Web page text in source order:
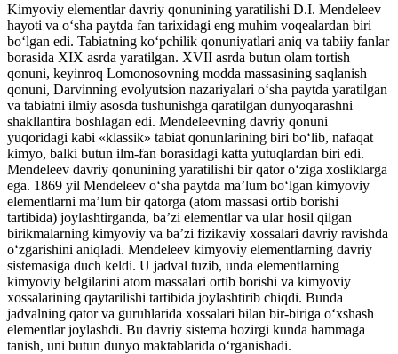
Kimyoviy elementlar davriy qonunining yaratilishi D.I. Mendeleev
hayoti va o‘sha paytda fan tarixidagi eng muhim voqealardan biri
bo‘lgan edi. Tabiatning ko‘pchilik qonuniyatlari aniq va tabiiy fanlar
borasida XIX asrda yaratilgan. XVII asrda butun olam tortish
qonuni, keyinroq Lomonosovning modda massasining saqlanish
qonuni, Darvinning evolyutsion nazariyalari o‘sha paytda yaratilgan
va tabiatni ilmiy asosda tushunishga qaratilgan dunyoqarashni
shakllantira boshlagan edi. Mendeleevning davriy qonuni
yuqoridagi kabi «klassik» tabiat qonunlarining biri bo‘lib, nafaqat
kimyo, balki butun ilm-fan borasidagi katta yutuqlardan biri edi.
Mendeleev davriy qonunining yaratilishi bir qator o‘ziga xosliklarga
ega. 1869 yil Mendeleev o‘sha paytda ma’lum bo‘lgan kimyoviy
elementlarni ma’lum bir qatorga (atom massasi ortib borishi
tartibida) joylashtirganda, ba’zi elementlar va ular hosil qilgan
birikmalarning kimyoviy va ba’zi fizikaviy xossalari davriy ravishda
o‘zgarishini aniqladi. Mendeleev kimyoviy elementlarning davriy
sistemasiga duch keldi. U jadval tuzib, unda elementlarning
kimyoviy belgilarini atom massalari ortib borishi va kimyoviy
xossalarining qaytarilishi tartibida joylashtirib chiqdi. Bunda
jadvalning qator va guruhlarida xossalari bilan bir-biriga o‘xshash
elementlar joylashdi. Bu davriy sistema hozirgi kunda hammaga
tanish, uni butun dunyo maktablarida o‘rganishadi.